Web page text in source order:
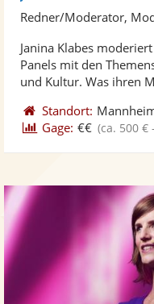
Redner/Moderator,
Janina Klabes
Panels mit den
und Kultur. Was ihren
Standort:
Gage: €€ (ca. 500